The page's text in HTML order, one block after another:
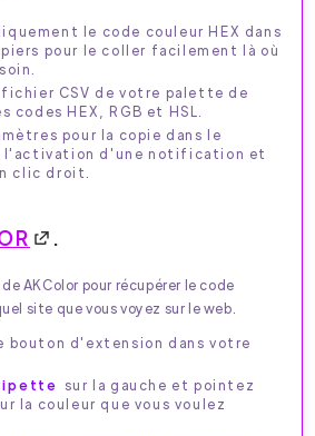
le code couleur HEX dans
pour le coller facilement là où
CSV de votre palette de
codes HEX, RGB et HSL.
pour la copie dans le
l'activation d'une notification et
clic droit.
.
AKColor pour récupérer le code
site que vous voyez sur le web.
bouton d'extension dans votre
sur la gauche et pointez
la couleur que vous voulez